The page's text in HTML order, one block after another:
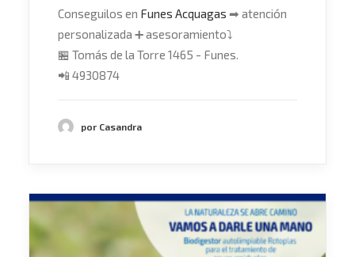
Conseguilos en Funes Acquagas ➡ atención
personalizada ➕asesoramiento⤵
🏪 Tomás de la Torre 1465 - Funes.
📲 4930874
por Casandra